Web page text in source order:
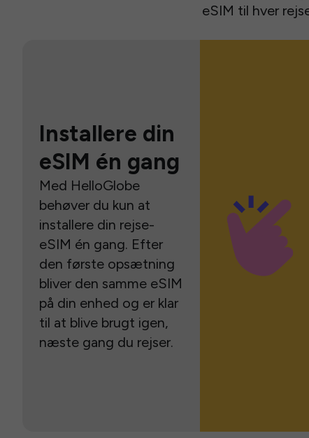
eSIM til hver
Installere din
eSIM én gang
Med HelloGlobe
behøver du kun at
installere din rejse-
eSIM én gang. Efter
den første opsætning
bliver den samme eSIM
på din enhed og er klar
til at blive brugt igen,
næste gang du rejser.